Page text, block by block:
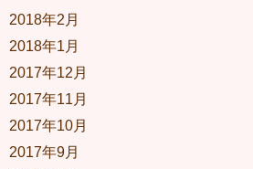
2018年2月
2018年1月
2017年12月
2017年11月
2017年10月
2017年9月